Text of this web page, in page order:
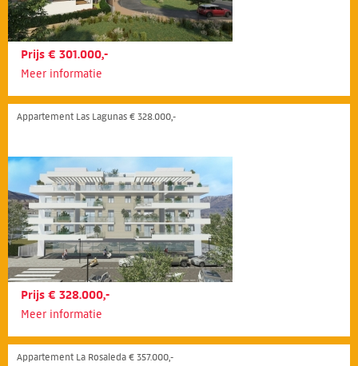
Prijs € 301.000,-
Meer informatie
Appartement Las Lagunas € 328.000,-
Prijs € 328.000,-
Meer informatie
Appartement La Rosaleda € 357.000,-